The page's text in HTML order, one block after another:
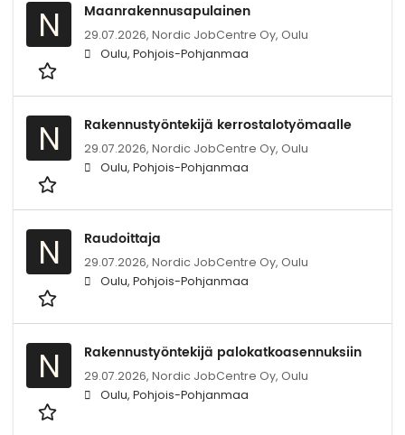
N Maanrakennusapulainen
29.07.2026, Nordic JobCentre Oy, Oulu
Oulu, Pohjois-Pohjanmaa
N Rakennustyöntekijä kerrostalotyömaalle
29.07.2026, Nordic JobCentre Oy, Oulu
Oulu, Pohjois-Pohjanmaa
N Raudoittaja
29.07.2026, Nordic JobCentre Oy, Oulu
Oulu, Pohjois-Pohjanmaa
N Rakennustyöntekijä palokatkoasennuksiin
29.07.2026, Nordic JobCentre Oy, Oulu
Oulu, Pohjois-Pohjanmaa